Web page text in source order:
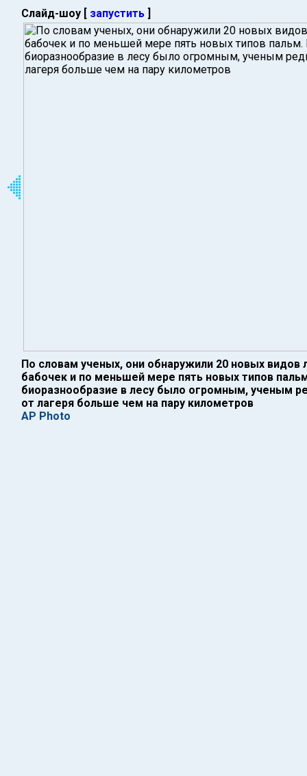
Слайд-шоу [ запустить ]
По словам ученых, они обнаружили 20 новых видов
бабочек и по меньшей мере пять новых типов
биоразнообразие в лесу было огромным, ученым
от лагеря больше чем на пару километров
AP Photo